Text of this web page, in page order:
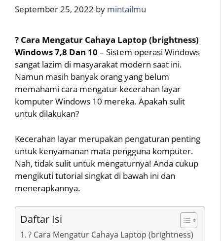
September 25, 2022 by mintailmu
? Cara Mengatur Cahaya Laptop (brightness)
Windows 7,8 Dan 10 – Sistem operasi Windows
sangat lazim di masyarakat modern saat ini.
Namun masih banyak orang yang belum
memahami cara mengatur kecerahan layar
komputer Windows 10 mereka. Apakah sulit
untuk dilakukan?
Kecerahan layar merupakan pengaturan penting
untuk kenyamanan mata pengguna komputer.
Nah, tidak sulit untuk mengaturnya! Anda cukup
mengikuti tutorial singkat di bawah ini dan
menerapkannya.
Daftar Isi
? Cara Mengatur Cahaya Laptop (brightness)